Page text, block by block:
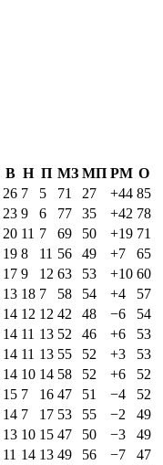
В Н П МЗ МП РМ О
26 7 5 71 27 +44 85
23 9 6 77 35 +42 78
20 11 7 69 50 +19 71
19 8 11 56 49 +7
65
17 9 12 63 53 +10 60
13 18 7 58 54 +4
57
14 12 12 42 48 −6
54
14 11 13 52 46 +6
53
14 11 13 55 52 +3
53
14 10 14 58 52 +6
52
15 7 16 47 51 −4
52
14 7 17 53 55 −2
49
13 10 15 47 50 −3
49
11 14 13 49 56 −7
47